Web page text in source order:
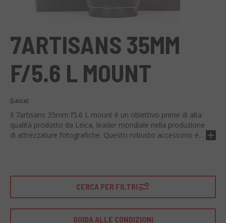
7ARTISANS 35MM
F/5.6 L MOUNT
(Leica)
Il 7artisans 35mm f5.6 L mount è un obiettivo prime di alta
qualità prodotto da Leica, leader mondiale nella produzione
di attrezzature fotografiche. Questo robusto accessorio é
Dotato di una lunghezza focale di 35mm e di un'apertura
massima di f/5.6, l'obiettivo 7artisans offre una risoluzione
eccellente e una qualità dell'immagine ineguagliabile. Il suo
gamma di fotocamere mirrorless Leica. L'esclusivo design
CERCA PER FILTRI
GUIDA ALLE CONDIZIONI